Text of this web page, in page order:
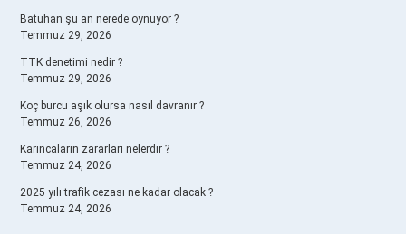
Batuhan şu an nerede oynuyor ?
Temmuz 29, 2026
TTK denetimi nedir ?
Temmuz 29, 2026
Koç burcu aşık olursa nasıl davranır ?
Temmuz 26, 2026
Karıncaların zararları nelerdir ?
Temmuz 24, 2026
2025 yılı trafik cezası ne kadar olacak ?
Temmuz 24, 2026